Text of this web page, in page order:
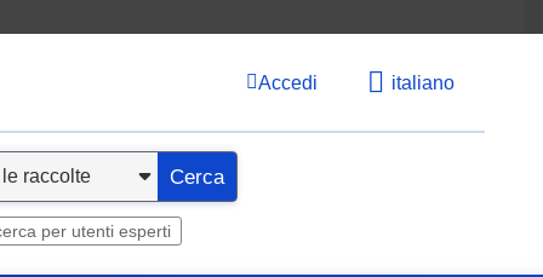
Accedi italiano
Cerca
per utenti esperti